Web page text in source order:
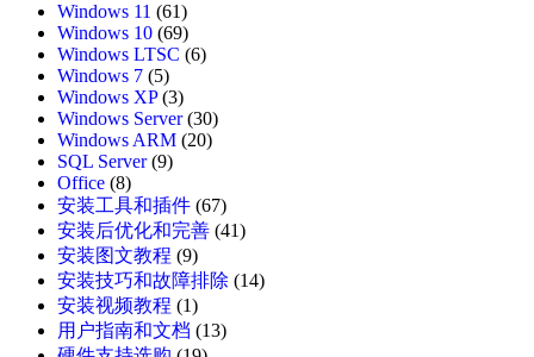
Windows 11 (61)
Windows 10 (69)
Windows LTSC (6)
Windows 7 (5)
Windows XP(3)
Windows Server(30)
Windows ARM (20)
SQL Server(9)
Office (8)
安装工具和插件 (67)
安装后优化和完善 (41)
安装图文教程 (9)
安装技巧和故障排除 (14)
安装视频教程 (1)
用户指南和文档 (13)